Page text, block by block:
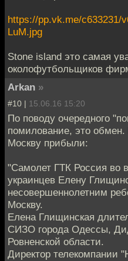
https://pp.vk.me/c633231/
LuM.jpg
Stone island это самая
околофутбольщиков
Arkan »
#10 | 15.06.16 15:20
По поводу очередного
помилование, это
Москву прибыли:
"Самолет ГТК Россия во
украинцев Елену
несовершеннолетним
Москву.
Елена Глищинская
СИЗО города Одессы,
Ровненской области.
Директор телекомпании